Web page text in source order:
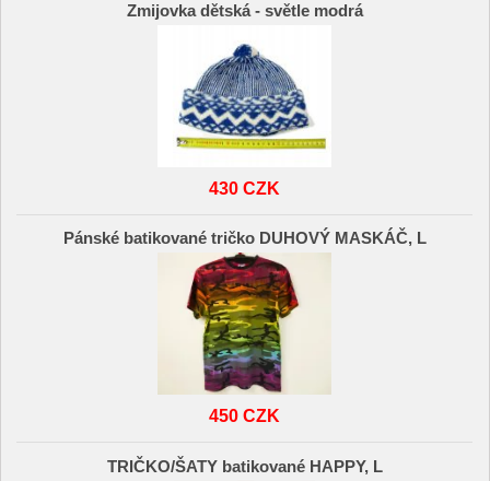
Zmijovka dětská - světle modrá
430 CZK
Pánské batikované tričko DUHOVÝ MASKÁČ, L
450 CZK
TRIČKO/ŠATY batikované HAPPY, L